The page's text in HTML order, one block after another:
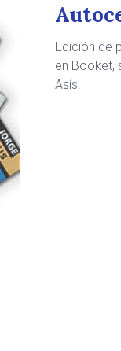
Edición de
en Booket,
Asís.